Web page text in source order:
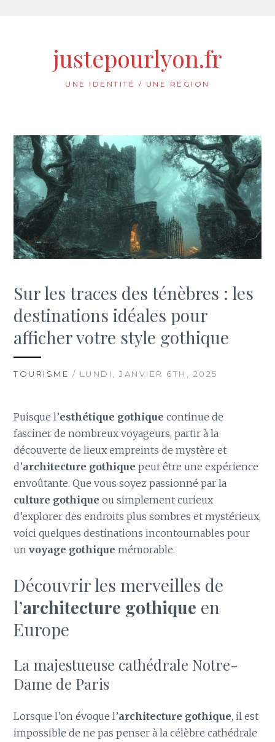
justepourlyon.fr
UNE IDENTITÉ / UNE RÉGION
Sur les traces des ténèbres : les
destinations idéales pour
afficher votre style gothique
TOURISME / LUNDI, JANVIER 6TH, 2025
Puisque l’esthétique gothique continue de
fasciner de nombreux voyageurs, partir à la
découverte de lieux empreints de mystère et
d’architecture gothique peut être une expérience
envoûtante. Que vous soyez passionné par la
culture gothique ou simplement curieux
d’explorer des endroits plus sombres et mystérieux,
voici quelques destinations incontournables pour
unvoyage gothique mémorable.
Découvrir les merveilles de
l’architecture gothique en
Europe
La majestueuse cathédrale Notre-
Dame de Paris
Lorsque l’on évoque l’architecture gothique, il est
impossible de ne pas penser à la célèbre cathédrale